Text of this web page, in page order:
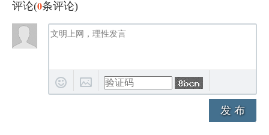
评论(0条评论)
发 布